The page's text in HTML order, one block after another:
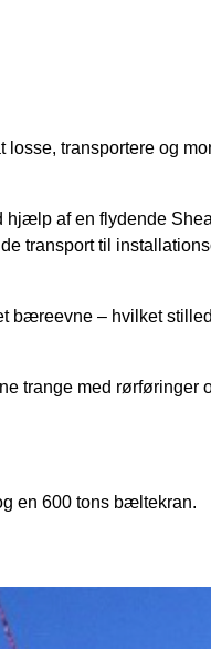
transportere og
hjælp af en flydende
transport til
bæreevne – hvilket
trange med rørføringer
en 600 tons bæltekran.